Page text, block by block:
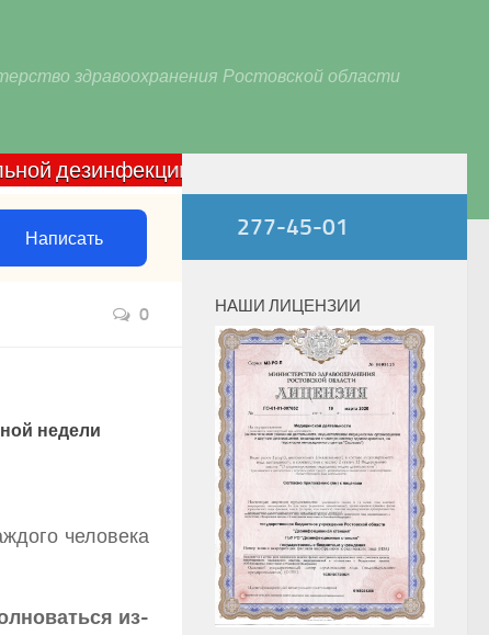
здравоохранения Ростовской области
дезинфекции домашних очагов по COVID-19:
Написать
0
недели
человека
из-
277-45-01
НАШИ ЛИЦЕНЗИИ